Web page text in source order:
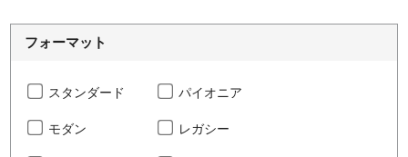
フォーマット
スタンダード パイオニア
モダン レガシー